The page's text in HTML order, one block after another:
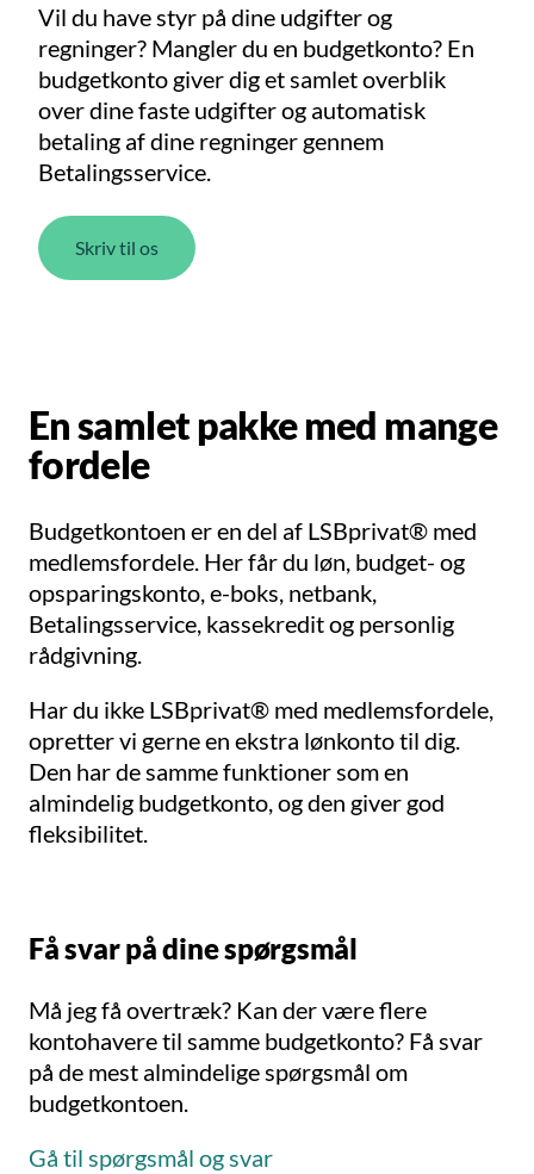
Vil du have styr på dine udgifter og
regninger? Mangler du en budgetkonto? En
budgetkonto giver dig et samlet overblik
over dine faste udgifter og automatisk
betaling af dine regninger gennem
Betalingsservice.
Skriv til os
En samlet pakke med mange
fordele
Budgetkontoen er en del af LSBprivat® med
medlemsfordele. Her får du løn, budget- og
opsparingskonto, e-boks, netbank,
Betalingsservice, kassekredit og personlig
rådgivning.
Har du ikke LSBprivat® med medlemsfordele,
opretter vi gerne en ekstra lønkonto til dig.
Den har de samme funktioner som en
almindelig budgetkonto, og den giver god
fleksibilitet.
Få svar på dine spørgsmål
Må jeg få overtræk? Kan der være flere
kontohavere til samme budgetkonto? Få svar
på de mest almindelige spørgsmål om
budgetkontoen.
Gå til spørgsmål og svar